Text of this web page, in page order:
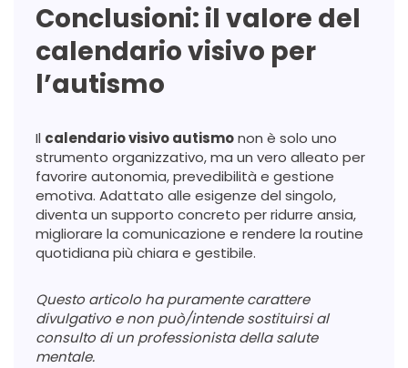
Conclusioni: il valore del
calendario visivo per
l’autismo
Il calendario visivo autismonon è solo uno
strumento organizzativo, ma un vero alleato per
favorire autonomia, prevedibilità e gestione
emotiva. Adattato alle esigenze del singolo,
diventa un supporto concreto per ridurre ansia,
migliorare la comunicazione e rendere la routine
quotidiana più chiara e gestibile.
Questo articolo ha puramente carattere
divulgativo e non può/intende sostituirsi al
consulto di un professionista della salute
mentale.